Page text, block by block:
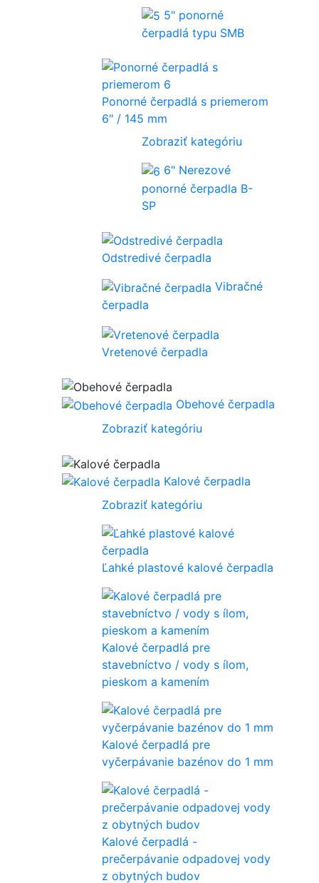
5" ponorné
čerpadlá typu SMB
Ponorné čerpadlá s priemerom
6" / 145 mm
Zobraziť kategóriu
6" Nerezové
ponorné čerpadla B-
SP
Odstredivé čerpadla
Vibračné
čerpadla
Vretenové čerpadla
Obehové čerpadla
Zobraziť kategóriu
Kalové čerpadla
Zobraziť kategóriu
Ľahké plastové kalové čerpadla
Kalové čerpadlá pre
stavebníctvo / vody s ílom,
pieskom a kamením
Kalové čerpadlá pre
vyčerpávanie bazénov do 1 mm
Kalové čerpadlá -
prečerpávanie odpadovej vody
z obytných budov